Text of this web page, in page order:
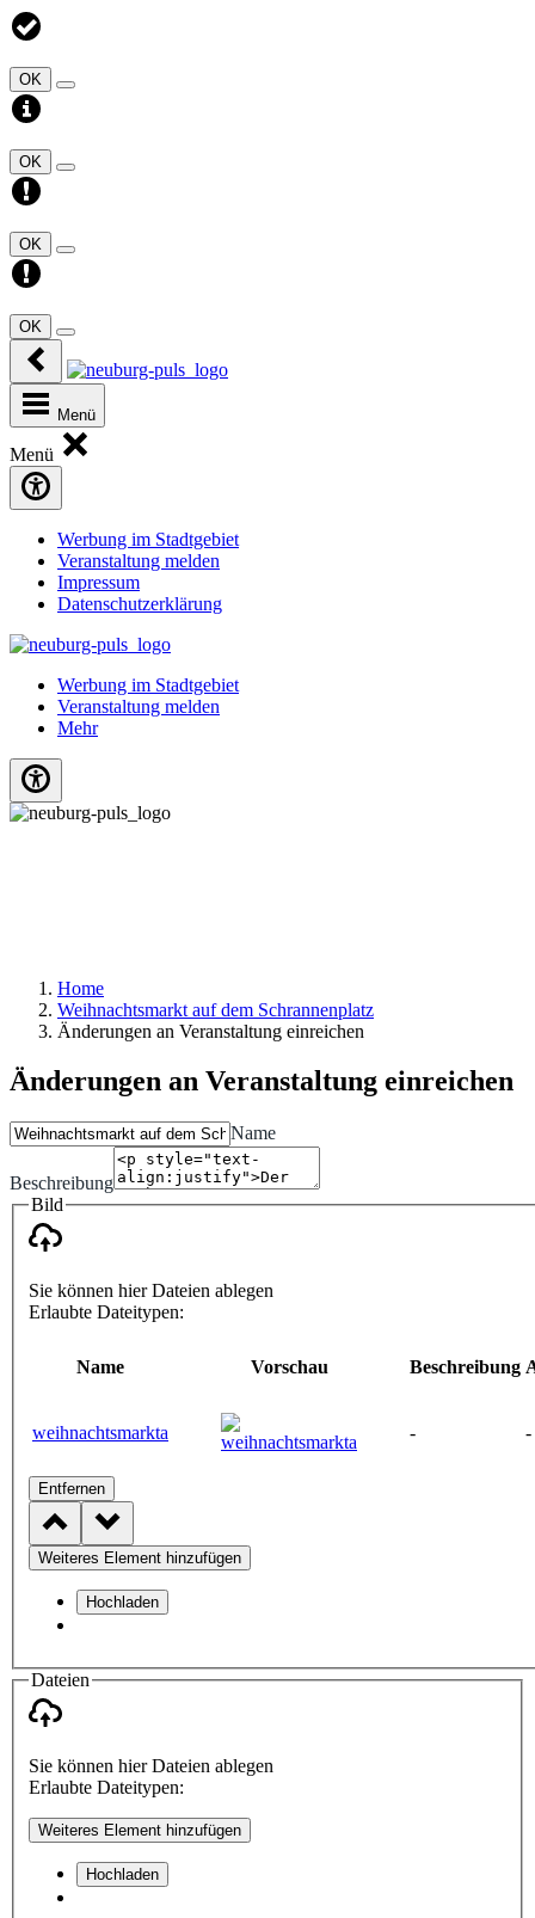
OK
OK
OK
OK
Menü
Menü
Werbung im Stadtgebiet
Veranstaltung melden
Impressum
Datenschutzerklärung
Werbung im Stadtgebiet
Veranstaltung melden
Mehr
Home
Weihnachtsmarkt auf dem Schrannenplatz
Änderungen an Veranstaltung einreichen
Änderungen an Veranstaltung einreichen
Name
Beschreibung
Bild
Sie können hier Dateien ablegen
Erlaubte Dateitypen:
Name Vorschau Beschreibung
weihnachtsmarkta - -
Entfernen
Weiteres Element hinzufügen
Hochladen
Dateien
Sie können hier Dateien ablegen
Erlaubte Dateitypen:
Weiteres Element hinzufügen
Hochladen